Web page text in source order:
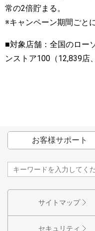
常の2倍貯まる。
※キャンペーン期間ごと
■対象店舗：全国のロー
ンストア100（12,839店
お客様サポート
サイトマップ
セキュリティ